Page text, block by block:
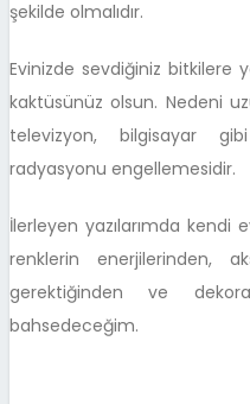
şekilde olmalıdır.
Evinizde sevdiğiniz bitkilere
kaktüsünüz olsun. Nedeni
televizyon, bilgisayar
radyasyonu engellemesidir.
İlerleyen yazılarımda
renklerin enerjilerinden,
gerektiğinden ve
bahsedeceğim.